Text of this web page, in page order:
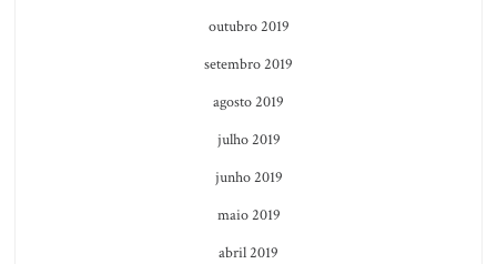
outubro 2019
setembro 2019
agosto 2019
julho 2019
junho 2019
maio 2019
abril 2019